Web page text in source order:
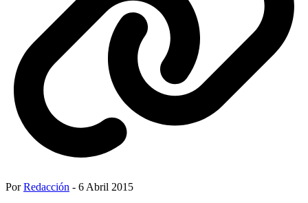
PorRedacción - 6 Abril 2015